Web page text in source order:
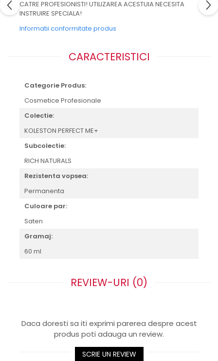
CATRE PROFESIONISTI! UTILIZAREA ACESTUIA NECESITA
INSTRUIRE SPECIALA!
Informatii conformitate produs
CARACTERISTICI
Categorie Produs:
Cosmetice Profesionale
Colectie:
KOLESTON PERFECT ME+
Subcolectie:
RICH NATURALS
Rezistenta vopsea:
Permanenta
Culoare par:
Saten
Gramaj:
60 ml
REVIEW-URI (0)
Daca doresti sa iti exprimi parerea despre acest
produs poti adauga un review.
SCRIE UN REVIEW